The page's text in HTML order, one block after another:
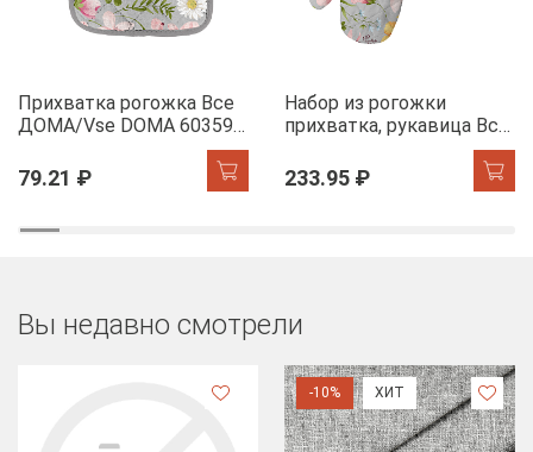
Прихватка рогожка Все
ДОМА/Vse DOMA 60359-
79.21 ₽
Набор из рогожки
прихватка, рукавица Все
ДОМА/Vse DOMA 60359-
1 Офелия
233.95 ₽
Вы недавно смотрели
-10% ХИТ